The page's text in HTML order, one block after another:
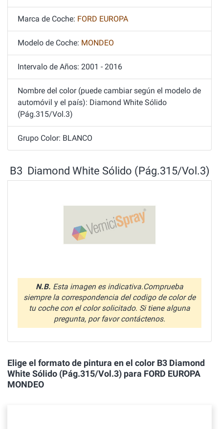
Marca de Coche: FORD EUROPA
Modelo de Coche: MONDEO
Intervalo de Años: 2001 - 2016
Nombre del color (puede cambiar según el modelo de
automóvil y el país): Diamond White Sólido
(Pág.315/Vol.3)
Grupo Color: BLANCO
B3 Diamond White Sólido (Pág.315/Vol.3)
N.B. Esta imagen es indicativa.Comprueba
siempre la correspondencia del codigo de color de
tu coche con el color solicitado. Si tiene alguna
pregunta, por favor contáctenos.
Elige el formato de pintura en el color B3 Diamond
White Sólido (Pág.315/Vol.3) para FORD EUROPA
MONDEO